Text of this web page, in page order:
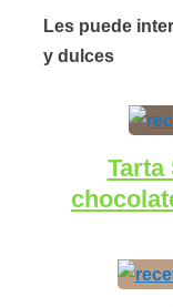
Les puede
y dulces
Tarta